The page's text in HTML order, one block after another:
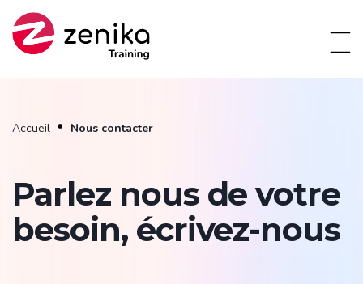
Accueil Nous contacter
Parlez nous de votre
besoin, écrivez-nous